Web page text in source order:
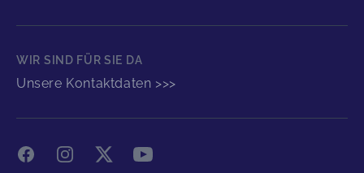
WIR SIND FÜR SIE DA
Unsere Kontaktdaten >>>
FacebookInstagram
X YouTube